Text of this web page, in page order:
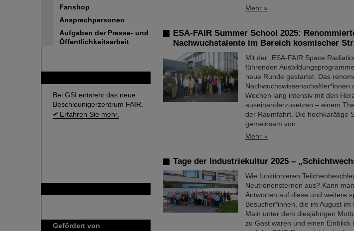
Fanshop
Ansprechpersonen
Aufgaben der Presse- und
Öffentlichkeitsarbeit
Bei GSI entsteht das neue
Beschleunigerzentrum FAIR.
Erfahren Sie mehr.
Gefördert von
Mehr »
ESA-FAIR Summer School 2025:
Nachwuchstalente im Bereich kosmischer
Mit der „ESA-FAIR Space
führenden
neue Runde gestartet. Das
Wochen lang intensiv mit den
auseinanderzusetzen – einem
der Raumfahrt. Die hochkarätige
gemeinsam von ...
Mehr »
Tage der Industriekultur 2025 –
Wie funktionieren
Neutronensternen aus? Kann
Antworten auf diese und weitere
Besucher*innen, die im August
Main unter dem diesjährigen
zu Gast waren und einen